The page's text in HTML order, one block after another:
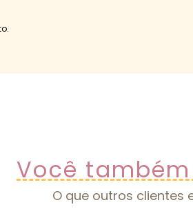
Você
O que outros clientes